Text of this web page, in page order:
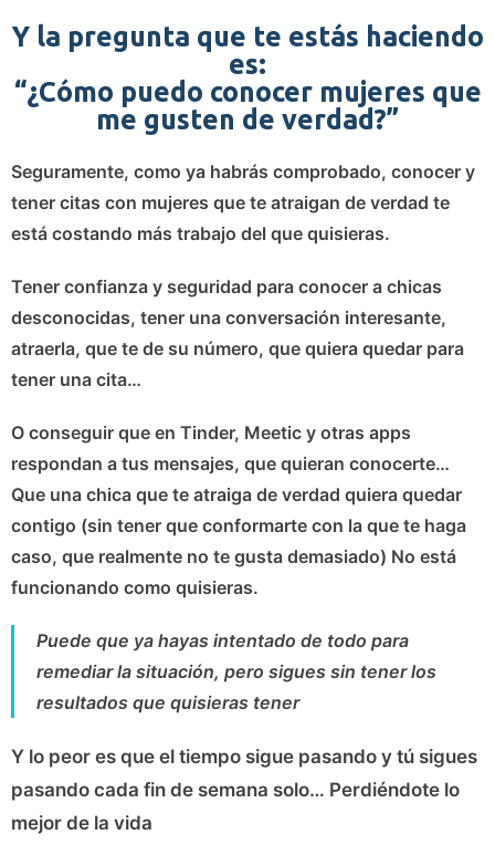
Y la pregunta que te estás haciendo
es:
“¿Cómo puedo conocer mujeres que
me gusten de verdad?”
Seguramente, como ya habrás comprobado, conocer y
tener citas con mujeres que te atraigan de verdad te
está costando más trabajo del que quisieras.
Tener confianza y seguridad para conocer a chicas
desconocidas, tener una conversación interesante,
atraerla, que te de su número, que quiera quedar para
tener una cita…
O conseguir que en Tinder, Meetic y otras apps
respondan a tus mensajes, que quieran conocerte…
Que una chica que te atraiga de verdad quiera quedar
contigo (sin tener que conformarte con la que te haga
caso, que realmente no te gusta demasiado) No está
funcionando como quisieras.
Puede que ya hayas intentado de todo para
remediar la situación, pero sigues sin tener los
resultados que quisieras tener
Y lo peor es que el tiempo sigue pasando y tú sigues
pasando cada fin de semana solo… Perdiéndote lo
mejor de la vida